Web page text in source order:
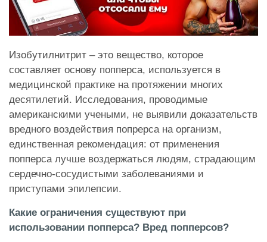
Изобутилнитрит – это вещество, которое
составляет основу попперса, используется в
медицинской практике на протяжении многих
десятилетий. Исследования, проводимые
американскими учеными, не выявили доказательств
вредного воздействия попрерса на организм,
единственная рекомендация: от применения
попперса лучше воздержаться людям, страдающим
сердечно-сосудистыми заболеваниями и
приступами эпилепсии.
Какие ограничения существуют при
использовании попперса? Вред попперсов?